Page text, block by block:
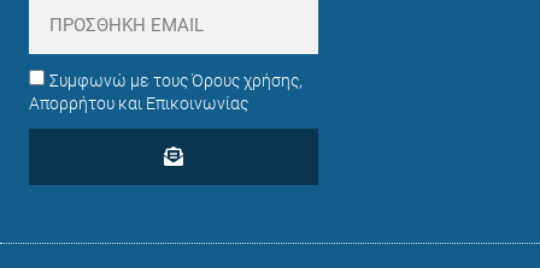
Συμφωνώ με τους Όρους χρήσης,
Απορρήτου και Επικοινωνίας